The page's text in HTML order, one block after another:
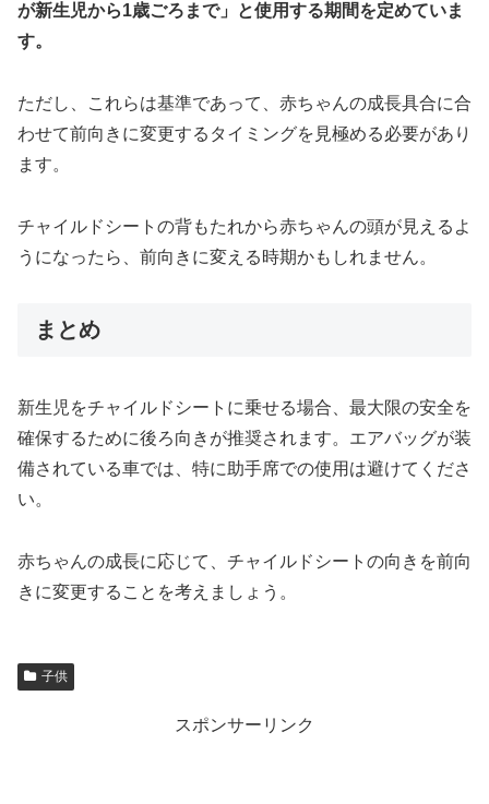
が新生児から1歳ごろまで」と使用する期間を定めていま
す。
ただし、これらは基準であって、赤ちゃんの成長具合に合
わせて前向きに変更するタイミングを見極める必要があり
ます。
チャイルドシートの背もたれから赤ちゃんの頭が見えるよ
うになったら、前向きに変える時期かもしれません。
まとめ
新生児をチャイルドシートに乗せる場合、最大限の安全を
確保するために後ろ向きが推奨されます。エアバッグが装
備されている車では、特に助手席での使用は避けてくださ
い。
赤ちゃんの成長に応じて、チャイルドシートの向きを前向
きに変更することを考えましょう。
子供
スポンサーリンク